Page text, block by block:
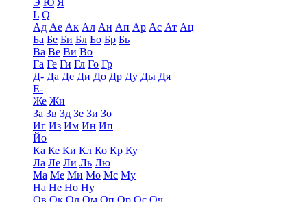
Э Ю Я
L Q
Ад Ае Ак Ал Ан Ап Ар Ас Ат Ац
Ба Бе Би Бл Бо Бр Бь
Ва Ве Ви Во
Га Ге Ги Гл Го Гр
Д- Да Де Ди До Др Ду Ды Дя
Е-
Же Жи
За Зв Зд Зе Зи Зо
Иг Из Им Ин Ип
Йо
Ка Ке Ки Кл Ко Кр Ку
Ла Ле Ли Ль Лю
Ма Ме Ми Мо Мс Му
На Не Но Ну
Ов Ок Ол Ом Оп Ор Ос Оч